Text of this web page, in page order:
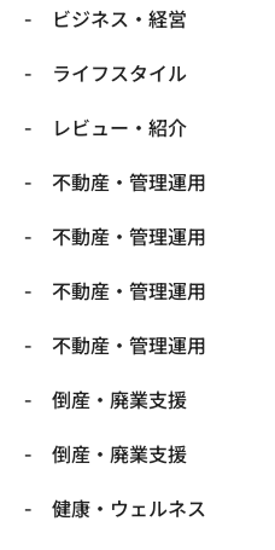
ビジネス・経営
ライフスタイル
レビュー・紹介
不動産・管理運用
不動産・管理運用
不動産・管理運用
不動産・管理運用
倒産・廃業支援
倒産・廃業支援
健康・ウェルネス